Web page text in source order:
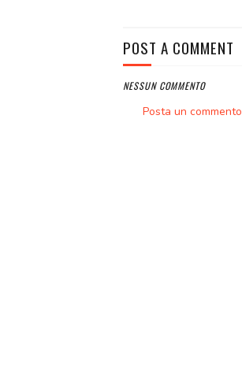
POST A COMMENT
NESSUN COMMENTO
Posta un commento